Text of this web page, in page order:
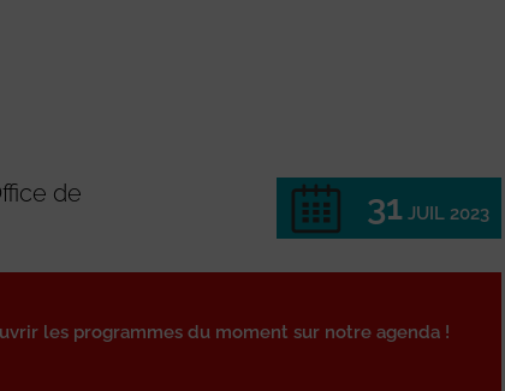
de 31 JUIL 2023
les programmes du moment sur notre agenda !